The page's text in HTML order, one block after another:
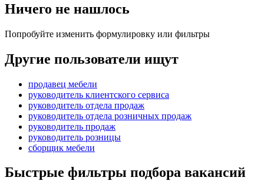
Ничего не нашлось
Попробуйте изменить формулировку или фильтры
Другие пользователи ищут
продавец мебели
руководитель клиентского сервиса
руководитель отдела продаж
руководитель отдела розничных продаж
руководитель продаж
руководитель розницы
сборщик мебели
Быстрые фильтры подбора вакансий